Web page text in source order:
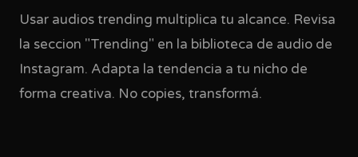
Usar audios trending multiplica tu alcance. Revisa
la seccion "Trending" en la biblioteca de audio de
Instagram. Adapta la tendencia a tu nicho de
forma creativa. No copies, transformá.